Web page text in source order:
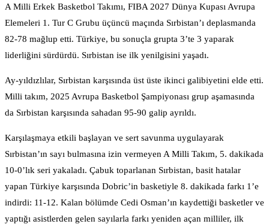
A Milli Erkek Basketbol Takımı, FIBA 2027 Dünya Kupası Avrupa
Elemeleri 1. Tur C Grubu üçüncü maçında Sırbistan’ı deplasmanda
82-78 mağlup etti. Türkiye, bu sonuçla grupta 3’te 3 yaparak
liderliğini sürdürdü. Sırbistan ise ilk yenilgisini yaşadı.
Ay-yıldızlılar, Sırbistan karşısında üst üste ikinci galibiyetini elde etti.
Milli takım, 2025 Avrupa Basketbol Şampiyonası grup aşamasında
da Sırbistan karşısında sahadan 95-90 galip ayrıldı.
Karşılaşmaya etkili başlayan ve sert savunma uygulayarak
Sırbistan’ın sayı bulmasına izin vermeyen A Milli Takım, 5. dakikada
10-0’lık seri yakaladı. Çabuk toparlanan Sırbistan, basit hatalar
yapan Türkiye karşısında Dobric’in basketiyle 8. dakikada farkı 1’e
indirdi: 11-12. Kalan bölümde Cedi Osman’ın kaydettiği basketler ve
yaptığı asistlerden gelen sayılarla farkı yeniden açan milliler, ilk